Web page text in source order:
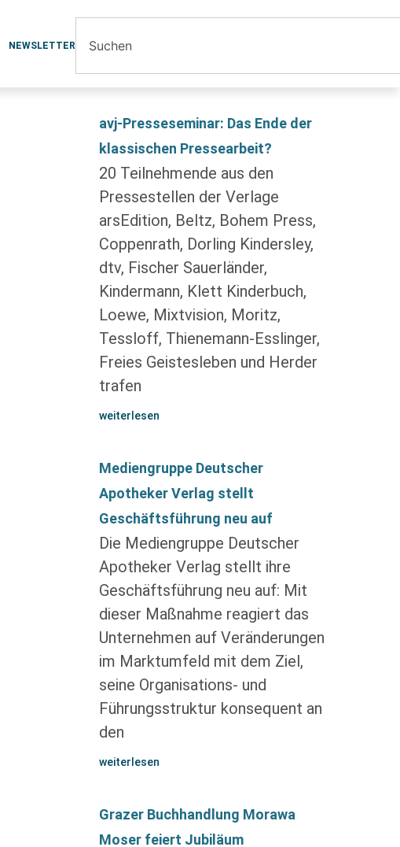
NEWSLETTER
avj-Presseseminar: Das Ende der
klassischen Pressearbeit?
20 Teilnehmende aus den
Pressestellen der Verlage
arsEdition, Beltz, Bohem Press,
Coppenrath, Dorling Kindersley,
dtv, Fischer Sauerländer,
Kindermann, Klett Kinderbuch,
Loewe, Mixtvision, Moritz,
Tessloff, Thienemann-Esslinger,
Freies Geistesleben und Herder
trafen
weiterlesen
Mediengruppe Deutscher
Apotheker Verlag stellt
Geschäftsführung neu auf
Die Mediengruppe Deutscher
Apotheker Verlag stellt ihre
Geschäftsführung neu auf: Mit
dieser Maßnahme reagiert das
Unternehmen auf Veränderungen
im Marktumfeld mit dem Ziel,
seine Organisations- und
Führungsstruktur konsequent an
den
weiterlesen
Grazer Buchhandlung Morawa
Moser feiert Jubiläum